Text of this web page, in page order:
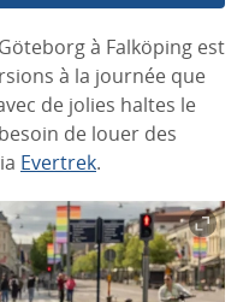
à Falköping est
à la journée que
de jolies haltes le
de louer des
Evertrek.